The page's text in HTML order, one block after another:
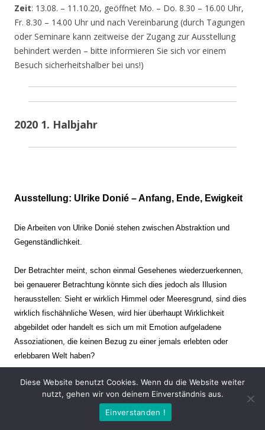
Zeit: 13.08. – 11.10.20, geöffnet Mo. – Do. 8.30 – 16.00 Uhr,
Fr. 8.30 – 14.00 Uhr und nach Vereinbarung (durch Tagungen
oder Seminare kann zeitweise der Zugang zur Ausstellung
behindert werden – bitte informieren Sie sich vor einem
Besuch sicherheitshalber bei uns!)
2020 1. Halbjahr
Ausstellung: Ulrike Donié – Anfang, Ende, Ewigkeit
Die Arbeiten von Ulrike Donié stehen zwischen Abstraktion und
Gegenständlichkeit.
Der Betrachter meint, schon einmal Gesehenes wiederzuerkennen,
bei genauerer Betrachtung könnte sich dies jedoch als Illusion
herausstellen: Sieht er wirklich Himmel oder Meeresgrund, sind dies
wirklich fischähnliche Wesen, wird hier überhaupt Wirklichkeit
abgebildet oder handelt es sich um mit Emotion aufgeladene
Assoziationen, die keinen Bezug zu einer jemals erlebten oder
erlebbaren Welt haben?
Verharren und Dynamik stehen sich dabei gegenüber. Zeit steht still
oder verrinnt im Nu. Es soll dabei eine Spannung, auch farblich, bis
zur Schmerzgrenze erzeugt werden. Die Arbeiten stellen ambivalente
Diese Website benutzt Cookies. Wenn du die Website weiter
nutzt, gehen wir von deinem Einverständnis aus.
Einverstanden !